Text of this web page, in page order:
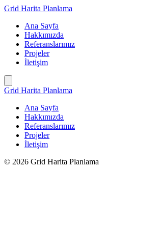
İçeriğe
Grid Harita Planlama
Ana Sayfa
Hakkımızda
Referanslarımız
Projeler
İletişim
Grid Harita Planlama
Ana Sayfa
Hakkımızda
Referanslarımız
Projeler
İletişim
© 2026 Grid Harita Planlama